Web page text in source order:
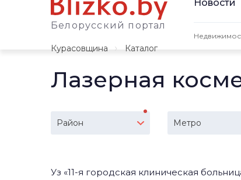
Белорусский портал
Новости
Курасовщина
Каталог
Лазерная
Район Метро
Уз «11-я городская клиническая